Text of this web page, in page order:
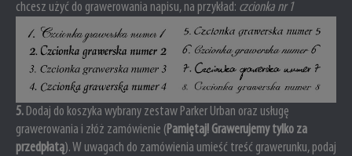
chcesz użyć do grawerowania napisu, na przykład: czcionka nr 1
5. Dodaj do koszyka wybrany zestaw Parker Urban oraz usługę
grawerowania i złóż zamówienie (Pamiętaj! Grawerujemy tylko za
przedpłatą). W uwagach do zamówienia umieść treść grawerunku, podaj